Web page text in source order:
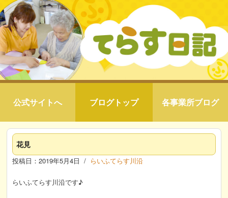
公式サイトへ ブログトップ 各事業所ブログ
花見
投稿日：2019年5月4日 / らいふてらす川沿
らいふてらす川沿です♪